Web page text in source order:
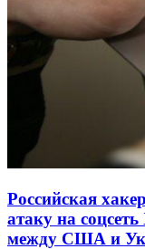
Российская
атаку на
между США и